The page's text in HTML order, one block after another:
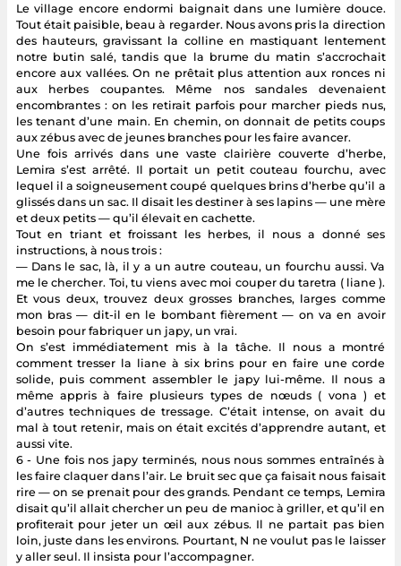
Le village encore endormi baignait dans une lumière douce.
Tout était paisible, beau à regarder. Nous avons pris la direction
des hauteurs, gravissant la colline en mastiquant lentement
notre butin salé, tandis que la brume du matin s’accrochait
encore aux vallées. On ne prêtait plus attention aux ronces ni
aux herbes coupantes. Même nos sandales devenaient
encombrantes : on les retirait parfois pour marcher pieds nus,
les tenant d’une main. En chemin, on donnait de petits coups
aux zébus avec de jeunes branches pour les faire avancer.
Une fois arrivés dans une vaste clairière couverte d’herbe,
Lemira s’est arrêté. Il portait un petit couteau fourchu, avec
lequel il a soigneusement coupé quelques brins d’herbe qu’il a
glissés dans un sac. Il disait les destiner à ses lapins — une mère
et deux petits — qu’il élevait en cachette.
Tout en triant et froissant les herbes, il nous a donné ses
instructions, à nous trois :
— Dans le sac, là, il y a un autre couteau, un fourchu aussi. Va
me le chercher. Toi, tu viens avec moi couper du taretra ( liane ).
Et vous deux, trouvez deux grosses branches, larges comme
mon bras — dit-il en le bombant fièrement — on va en avoir
besoin pour fabriquer un japy, un vrai.
On s’est immédiatement mis à la tâche. Il nous a montré
comment tresser la liane à six brins pour en faire une corde
solide, puis comment assembler le japy lui-même. Il nous a
même appris à faire plusieurs types de nœuds ( vona ) et
d’autres techniques de tressage. C’était intense, on avait du
mal à tout retenir, mais on était excités d’apprendre autant, et
aussi vite.
6 - Une fois nos japy terminés, nous nous sommes entraînés à
les faire claquer dans l’air. Le bruit sec que ça faisait nous faisait
rire — on se prenait pour des grands. Pendant ce temps, Lemira
disait qu’il allait chercher un peu de manioc à griller, et qu’il en
profiterait pour jeter un œil aux zébus. Il ne partait pas bien
loin, juste dans les environs. Pourtant, N ne voulut pas le laisser
y aller seul. Il insista pour l’accompagner.